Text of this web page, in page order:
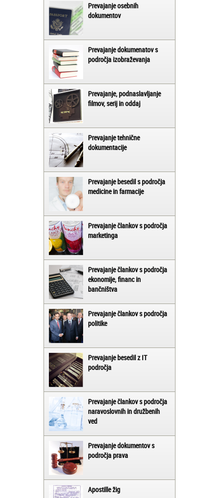
Prevajanje osebnih
dokumentov
Prevajanje dokumenatov s
področja izobraževanja
Prevajanje, podnaslavljanje
filmov, serij in oddaj
Prevajanje tehnične
dokumentacije
Prevajanje besedil s področja
medicine in farmacije
Prevajanje člankov s področja
marketinga
Prevajanje člankov s področja
ekonomije, financ in
bančništva
Prevajanje člankov s področja
politike
Prevajanje besedil z IT
področja
Prevajanje člankov s področja
naravoslovnih in družbenih
ved
Prevajanje dokumentov s
področja prava
Apostille žig